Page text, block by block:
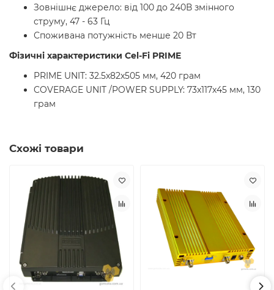
Зовнішнє джерело: від 100 до 240В змінного
струму, 47 - 63 Гц
Споживана потужність менше 20 Вт
Фізичні характеристики Cel-Fi PRIME
PRIME UNIT: 32.5x82x505 мм, 420 грам
COVERAGE UNIT /POWER SUPPLY: 73x117x45 мм, 130
грам
Схожі товари